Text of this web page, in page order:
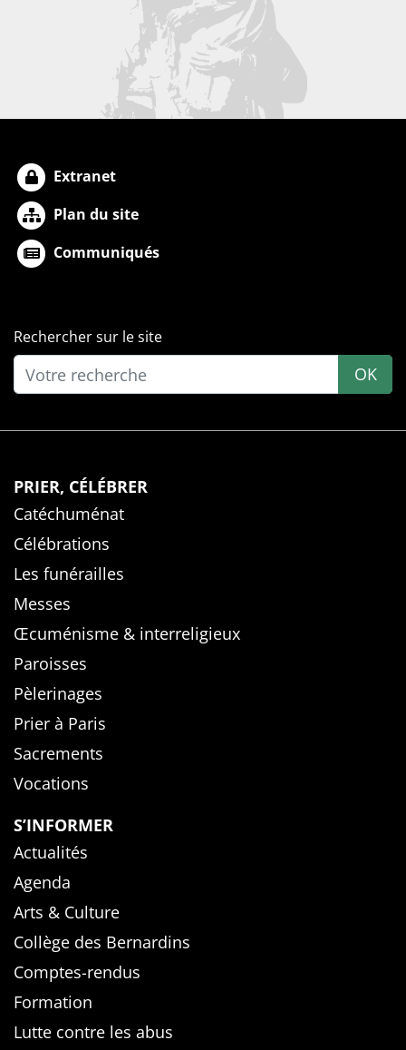
Extranet
Plan du site
Communiqués
Rechercher sur le site
OK
PRIER, CÉLÉBRER
Catéchuménat
Célébrations
Les funérailles
Messes
Œcuménisme & interreligieux
Paroisses
Pèlerinages
Prier à Paris
Sacrements
Vocations
S’INFORMER
Actualités
Agenda
Arts & Culture
Collège des Bernardins
Comptes-rendus
Formation
Lutte contre les abus